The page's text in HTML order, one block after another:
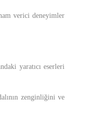
verici deneyimler
yaratıcı eserleri
zenginliğini ve